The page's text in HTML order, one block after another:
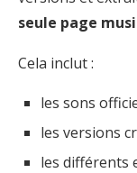
seule page
Cela inclut :
les sons
les versions
les différents